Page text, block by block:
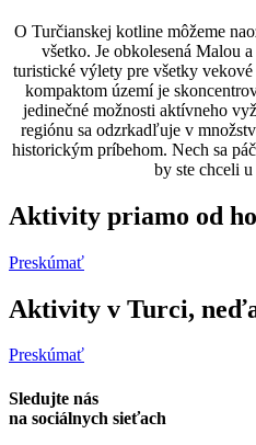
O Turčianskej kotline môžeme
všetko. Je obkolesená Malou
turistické výlety pre všetky
kompaktom území je
jedinečné možnosti aktívneho
regiónu sa odzrkadľuje v
historickým príbehom. Nech sa
by ste chceli
Aktivity priamo od
Preskúmať
Aktivity v Turci,
Preskúmať
Sledujte nás
na sociálnych sieťach